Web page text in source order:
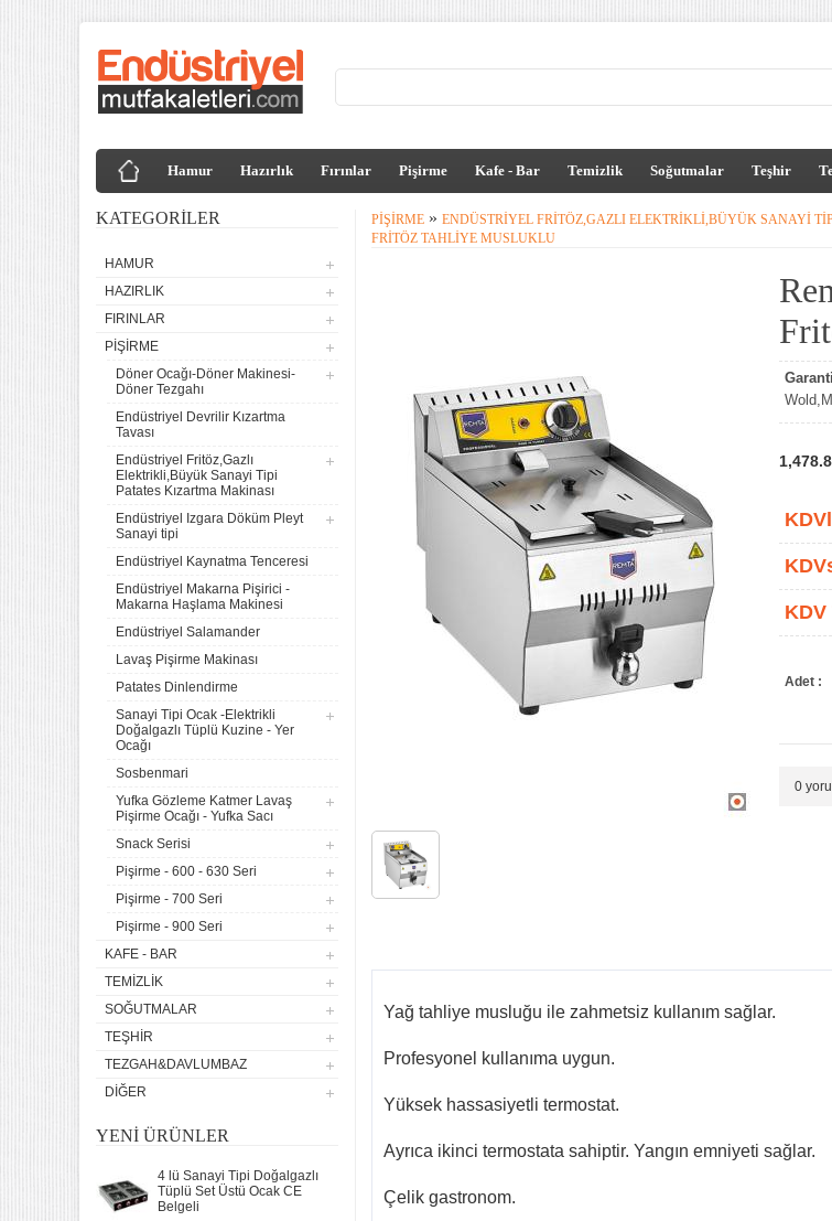
Hamur Hazırlık Fırınlar Pişirme Kafe - Bar Temizlik Soğutmalar Teşhir
KATEGORILER
HAMUR
HAZIRLIK
FIRINLAR
PIŞIRME
Döner Ocağı-Döner Makinesi-
Döner Tezgahı
Endüstriyel Devrilir Kızartma
Tavası
Endüstriyel Fritöz,Gazlı
Elektrikli,Büyük Sanayi Tipi
Patates Kızartma Makinası
Endüstriyel Izgara Döküm Pleyt
Sanayi tipi
Endüstriyel Kaynatma Tenceresi
Endüstriyel Makarna Pişirici -
Makarna Haşlama Makinesi
Endüstriyel Salamander
Lavaş Pişirme Makinası
Patates Dinlendirme
Sanayi Tipi Ocak -Elektrikli
Doğalgazlı Tüplü Kuzine - Yer
Ocağı
Sosbenmari
Yufka Gözleme Katmer Lavaş
Pişirme Ocağı - Yufka Sacı
Snack Serisi
Pişirme - 600 - 630 Seri
Pişirme - 700 Seri
Pişirme - 900 Seri
KAFE - BAR
TEMIZLIK
SOĞUTMALAR
TEŞHIR
TEZGAH&DAVLUMBAZ
DIĞER
YENI ÜRÜNLER
4 lü Sanayi Tipi Doğalgazlı
Tüplü Set Üstü Ocak CE
Belgeli
PIŞIRME » ENDÜSTRIYEL FRITÖZ,GAZLI ELEKTRIKLI,BÜYÜK SANAYI
FRITÖZ TAHLIYE MUSLUKLU
KDV
Adet :
0
Yağ tahliye musluğu ile zahmetsiz kullanım sağlar.
Profesyonel kullanıma uygun.
Yüksek hassasiyetli termostat.
Ayrıca ikinci termostata sahiptir. Yangın emniyeti sağlar.
Çelik gastronom.